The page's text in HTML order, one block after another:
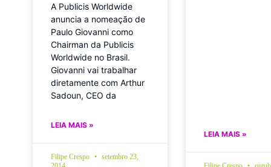
A Publicis Worldwide
anuncia a nomeação de
Paulo Giovanni como
Chairman da Publicis
Worldwide no Brasil.
Giovanni vai trabalhar
diretamente com Arthur
Sadoun, CEO da
LEIA MAIS »
Filipe Crespo
setembro 23,
LEIA MAIS »